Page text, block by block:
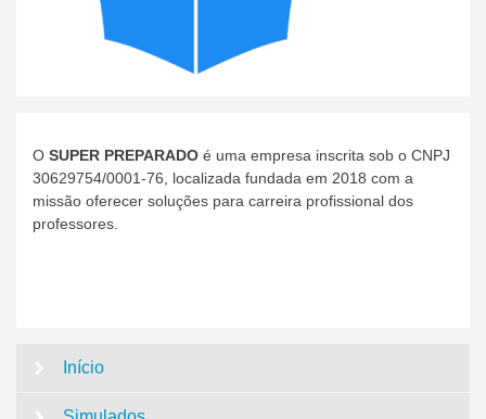
O SUPER PREPARADO é uma empresa inscrita sob o CNPJ
30629754/0001-76, localizada fundada em 2018 com a
missão oferecer soluções para carreira profissional dos
professores.
Início